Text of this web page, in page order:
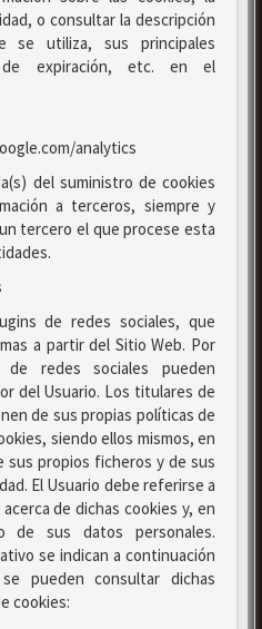
o consultar la descripción
utiliza, sus principales
de expiración, etc. en el
analytics
del suministro de cookies
a terceros, siempre y
tercero el que procese esta
de redes sociales, que
a partir del Sitio Web. Por
redes sociales pueden
del Usuario. Los titulares de
de sus propias políticas de
siendo ellos mismos, en
sus propios ficheros y de sus
El Usuario debe referirse a
de dichas cookies y, en
de sus datos personales.
se indican a continuación
pueden consultar dichas
cookies: